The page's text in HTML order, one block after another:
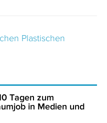
Plastischen
Tagen zum
in Medien und